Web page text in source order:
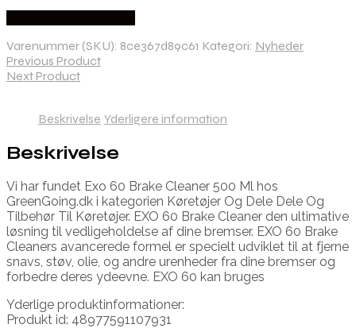
Varenummer (SKU): 8ce367d89c61 Kategori: Nyheder
Previous Product
Next Product
Beskrivelse Yderligere information
Beskrivelse
Vi har fundet Exo 60 Brake Cleaner 500 Ml hos
GreenGoing.dk i kategorien Køretøjer Og Dele Dele Og
Tilbehør Til Køretøjer. EXO 60 Brake Cleaner den ultimative
løsning til vedligeholdelse af dine bremser. EXO 60 Brake
Cleaners avancerede formel er specielt udviklet til at fjerne
snavs, støv, olie, og andre urenheder fra dine bremser og
forbedre deres ydeevne. EXO 60 kan bruges
Yderlige produktinformationer:
Produkt id: 48977591107931